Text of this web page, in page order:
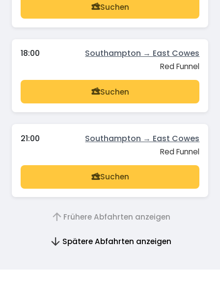
Suchen
18:00 Southampton → East Cowes
Red Funnel
Suchen
21:00 Southampton → East Cowes
Red Funnel
Suchen
Frühere Abfahrten anzeigen
Spätere Abfahrten anzeigen